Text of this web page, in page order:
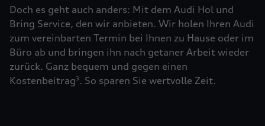
Doch es geht auch anders: Mit dem Audi Hol und
Bring Service, den wir anbieten. Wir holen Ihren Audi
zum vereinbarten Termin bei Ihnen zu Hause oder im
Büro ab und bringen ihn nach getaner Arbeit wieder
zurück. Ganz bequem und gegen einen
Kostenbeitrag3. So sparen Sie wertvolle Zeit.